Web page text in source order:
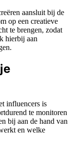
aansluit bij de
op een creatieve
te brengen, zodat
hierbij aan
influencers is
te monitoren
bij aan de hand van
en welke